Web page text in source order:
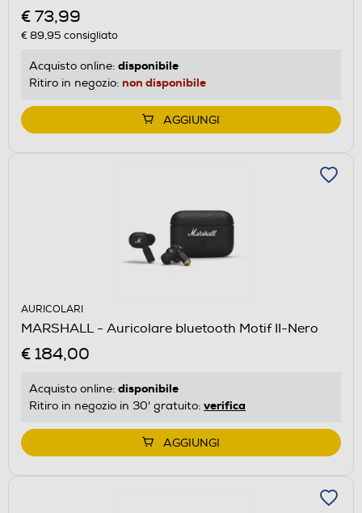
€ 73,99
€ 89,95 consigliato
Acquisto online: disponibile
Ritiro in negozio: non disponibile
AGGIUNGI
AURICOLARI
MARSHALL - Auricolare bluetooth Motif II-Nero
€ 184,00
Acquisto online: disponibile
Ritiro in negozio in 30' gratuito: verifica
AGGIUNGI